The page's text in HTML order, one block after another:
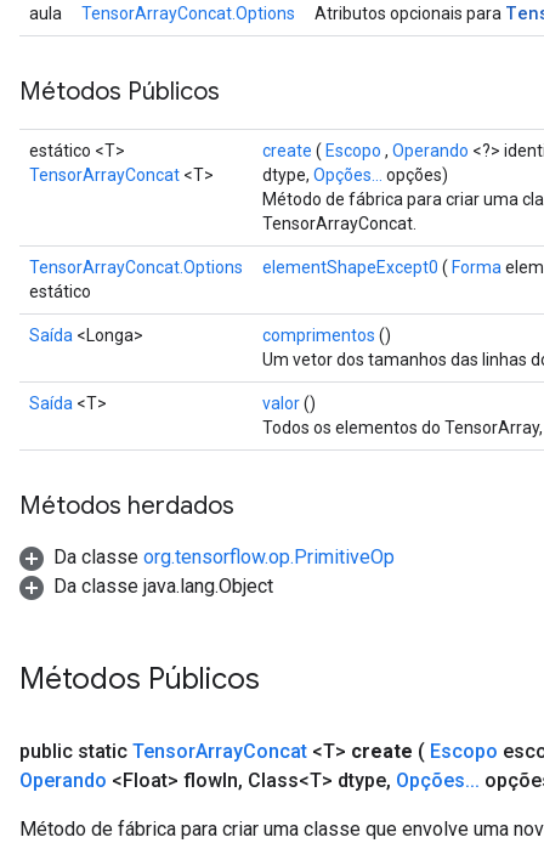
aula TensorArrayConcat.Options Atributos opcionais para
Métodos Públicos
estático <T>
TensorArrayConcat <T>
create ( Escopo , Operando <?>
dtype, Opções...
opções)
Método de fábrica para criar uma
TensorArrayConcat.
TensorArrayConcat.Options
estático
elementShapeExcept0 ( Forma
Saída <Longa> comprimentos ()
Um vetor dos tamanhos das linhas
Saída <T> valor()
Todos os elementos do
Métodos herdados
Da classe org.tensorflow.op.PrimitiveOp
Da classe java.lang.Object
Métodos Públicos
public static TensorArrayConcat <T> create ( Escopo
Operando <Float> flowIn, Class<T> dtype, Opções...
Método de fábrica para criar uma classe que envolve uma